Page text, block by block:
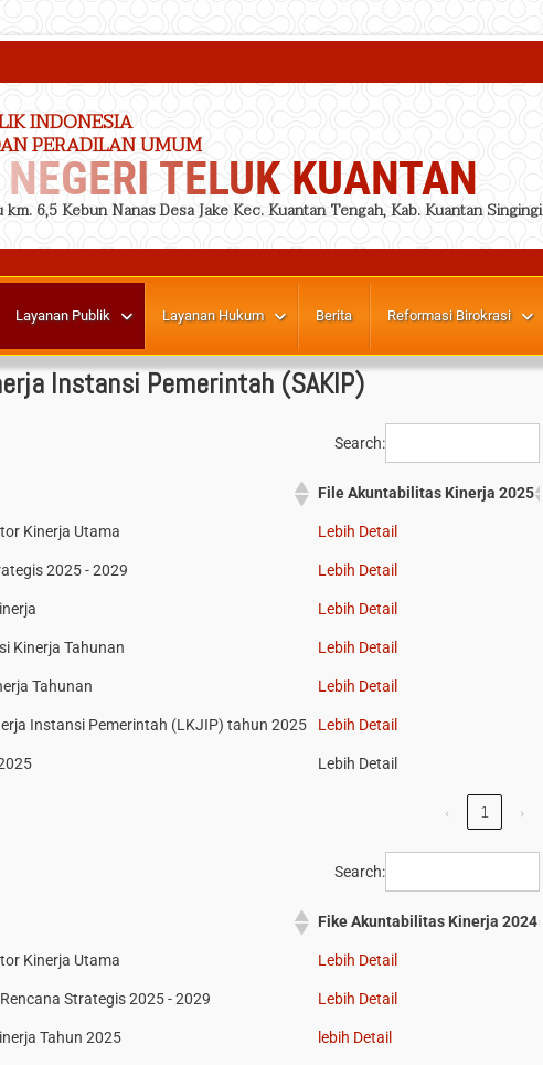
INDONESIA
PERADILAN UMUM
NEGERI TELUK KUANTAN
6,5 Kebun Nanas Desa Jake Kec. Kuantan Tengah, Kab. Kuantan Singingi
Layanan Publik Layanan Hukum Berita Reformasi Birokrasi
Instansi Pemerintah (SAKIP)
Search:
File Akuntabilitas Kinerja 2025
Kinerja Utama Lebih Detail
2025 - 2029 Lebih Detail
Lebih Detail
Kinerja Tahunan Lebih Detail
Tahunan Lebih Detail
Instansi Pemerintah (LKJIP) tahun 2025 Lebih Detail
Lebih Detail
‹ 1 ›
Search:
Fike Akuntabilitas Kinerja 2024
Kinerja Utama Lebih Detail
Strategis 2025 - 2029 Lebih Detail
Tahun 2025 lebih Detail